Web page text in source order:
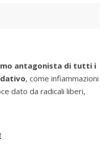
antagonista di tutti i
, come infiammazioni
dato da radicali liberi,